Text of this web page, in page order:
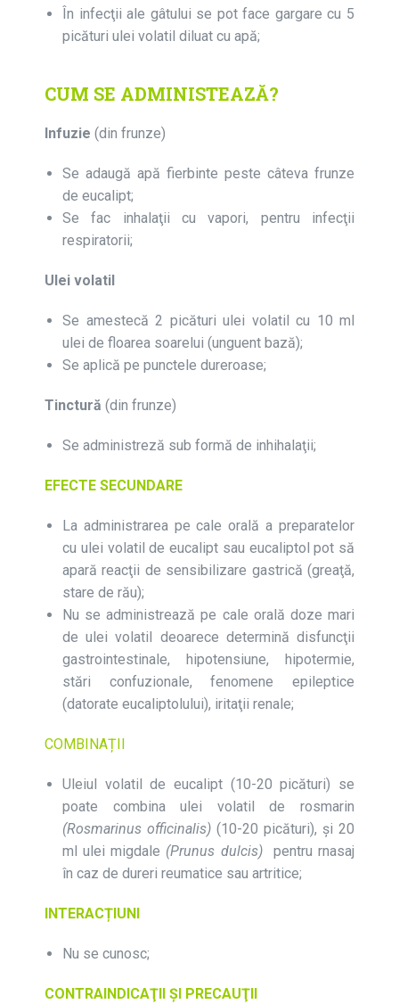
În infecţii ale gâtului se pot face gargare cu 5
picături ulei volatil diluat cu apă;
CUM SE ADMINISTEAZĂ?
Infuzie (din frunze)
Se adaugă apă fierbinte peste câteva frunze
de eucalipt;
Se fac inhalaţii cu vapori, pentru infecţii
respiratorii;
Ulei volatil
Se amestecă 2 picături ulei volatil cu 10 ml
ulei de floarea soarelui (unguent bază);
Se aplică pe punctele dureroase;
Tinctură (din frunze)
Se administreză sub formă de inhihalaţii;
EFECTE SECUNDARE
La administrarea pe cale orală a preparatelor
cu ulei volatil de eucalipt sau eucaliptol pot să
apară reacţii de sensibilizare gastrică (greaţă,
stare de rău);
Nu se administrează pe cale orală doze mari
de ulei volatil deoarece determină disfuncţii
gastrointestinale, hipotensiune, hipotermie,
stări confuzionale, fenomene epileptice
(datorate eucaliptolului), iritaţii renale;
COMBINAȚII
Uleiul volatil de eucalipt (10-20 picături) se
poate combina ulei volatil de rosmarin
(Rosmarinus officinalis) (10-20 picături), și 20
ml ulei migdale (Prunus dulcis)
pentru rnasaj
în caz de dureri reumatice sau artritice;
INTERACȚIUNI
Nu se cunosc;
CONTRAINDICAŢII ŞI PRECAUŢII